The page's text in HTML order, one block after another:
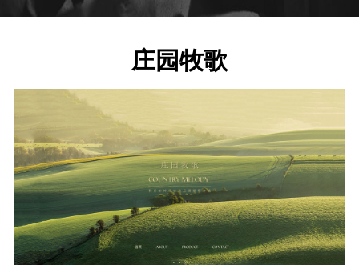
庄园牧歌